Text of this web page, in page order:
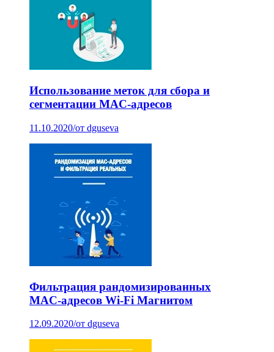
Использование меток для сбора и
сегментации MAC-адресов
11.10.2020/от dguseva
Фильтрация рандомизированных
MAC-адресов Wi-Fi Магнитом
12.09.2020/от dguseva